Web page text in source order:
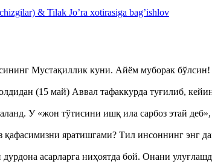
& Tilak Jo’ra xotirasiga bag’ishlov
Мустақиллик куни. Айём муборак
(15 май) Аввал тафаккурда туғилиб,
У «жон тўтисини ишқ ила сарбоз этай
қафасимизни яратишгами? Тил инсоннинг энг
дурдона асарларга ниҳоятда бой. Онани